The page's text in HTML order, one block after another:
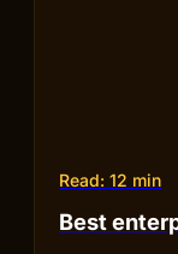
Read: 12 min
Best